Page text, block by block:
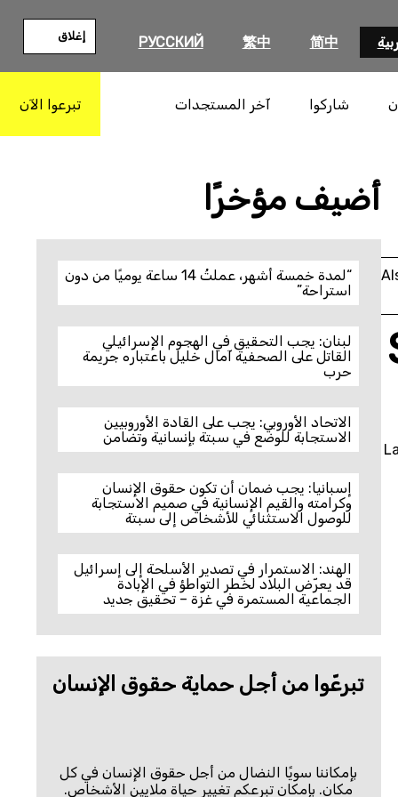
简中
繁中
РУССКИЙ إغلاق
شاركوا آخر المستجدات تبرعوا الآن
أضيف مؤخرًا
“لمدة خمسة أشهر، عملتُ 14 ساعة يوميًا من دون
استراحة”
لبنان: يجب التحقيق في الهجوم الإسرائيلي
القاتل على الصحفية آمال خليل باعتباره جريمة
حرب
الاتحاد الأوروبي: يجب على القادة الأوروبيين
الاستجابة للوضع في سبتة بإنسانية وتضامن
إسبانيا: يجب ضمان أن تكون حقوق الإنسان
وكرامته والقيم الإنسانية في صميم الاستجابة
للوصول الاستثنائي للأشخاص إلى سبتة
الهند: الاستمرار في تصدير الأسلحة إلى إسرائيل
قد يعرّض البلاد لخطر التواطؤ في الإبادة
الجماعية المستمرة في غزة – تحقيق جديد
تبرعّوا من أجل حماية حقوق الإنسان
بإمكاننا سويًا النضال من أجل حقوق الإنسان في كل
مكان. بإمكان تبرعكم تغيير حياة ملايين الأشخاص.